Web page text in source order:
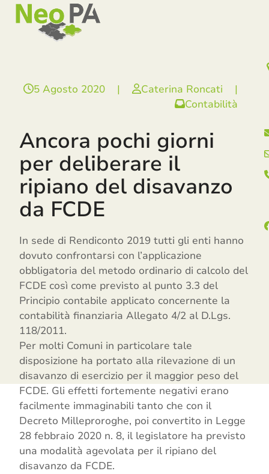
SkipOpen
mobile
menu
Close
mobile
menu
5 Agosto 2020 | Caterina Roncati
|
Contabilità
Ancora pochi giorni
per deliberare il
ripiano del disavanzo
da FCDE
In sede di Rendiconto 2019 tutti gli enti hanno
dovuto confrontarsi con l’applicazione
obbligatoria del metodo ordinario di calcolo del
FCDE così come previsto al punto 3.3 del
Principio contabile applicato concernente la
contabilità finanziaria Allegato 4/2 al D.Lgs.
118/2011.
Per molti Comuni in particolare tale
disposizione ha portato alla rilevazione di un
disavanzo di esercizio per il maggior peso del
FCDE. Gli effetti fortemente negativi erano
facilmente immaginabili tanto che con il
Decreto Milleproroghe, poi convertito in Legge
28 febbraio 2020 n. 8, il legislatore ha previsto
una modalità agevolata per il ripiano del
disavanzo da FCDE.